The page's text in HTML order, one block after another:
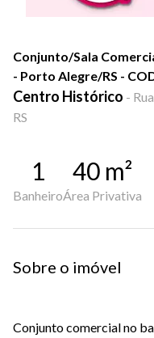
Conjunto/Sala
- Porto Alegre/RS -
Centro Histórico -
RS
1
Banheiro
40 m²
Área Privativa
Sobre o imóvel
Conjunto comercial no